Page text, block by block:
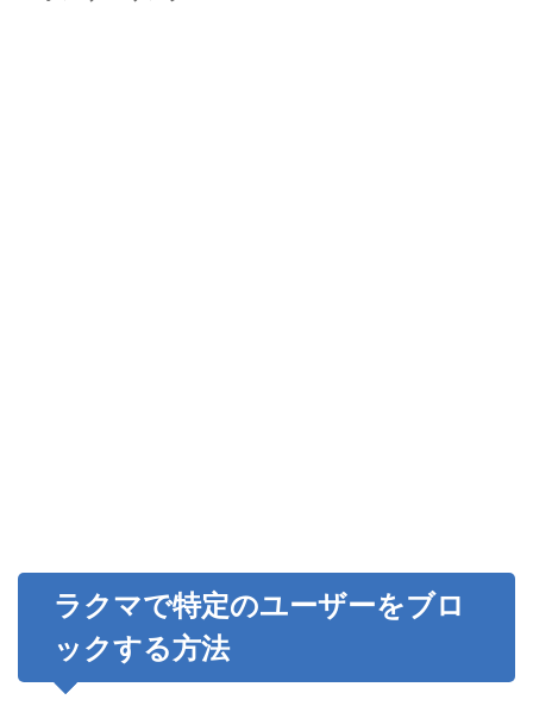
ラクマで特定のユーザーをブロ
ックする方法